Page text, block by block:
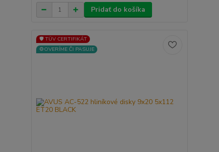
Pridať do košíka
🛡️ TÜV CERTIFIKÁT
⚙️OVERÍME ČI PASUJE